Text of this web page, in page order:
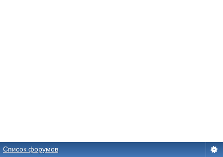
Список форумов